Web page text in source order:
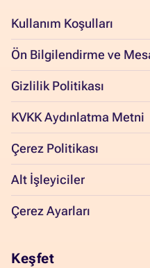
Kullanım Koşulları
Ön Bilgilendirme ve
Gizlilik Politikası
KVKK Aydınlatma Metni
Çerez Politikası
Alt İşleyiciler
Çerez Ayarları
Keşfet